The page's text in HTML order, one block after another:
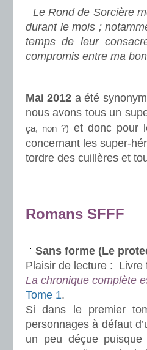
Le Rond de Sorcière
durant le mois ;
temps de leur
compromis entre ma
Mai 2012 a été
nous avons tous un
ça, non ?) et donc pour
concernant les super-
tordre des cuillères et
Romans SFFF
Sans forme (Le
Plaisir de lecture : Livre
La chronique complète
Tome 1.
Si dans le premier
personnages à défaut
un peu déçue puisque